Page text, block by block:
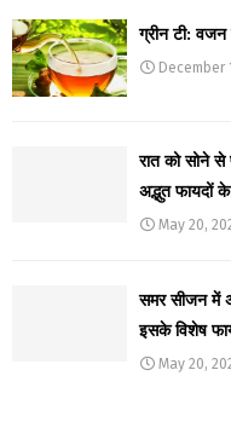
ग्रीन टी:
December
रात को सोने
अद्भुत फायदों
May 20,
समर सीजन में
इसके विशेष
May 20,